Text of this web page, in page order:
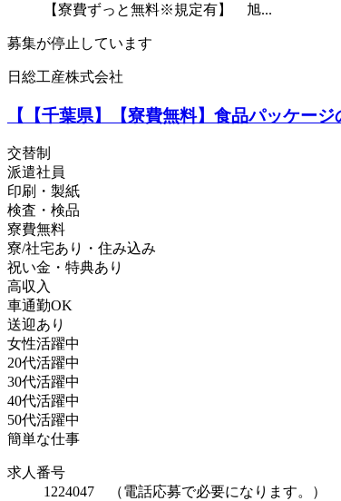
【寮費ずっと無料※規定有】 旭...
募集が停止しています
日総工産株式会社
【【千葉県】【寮費無料】食品パッケー
交替制
派遣社員
印刷・製紙
検査・検品
寮費無料
寮/社宅あり・住み込み
祝い金・特典あり
高収入
車通勤OK
送迎あり
女性活躍中
20代活躍中
30代活躍中
40代活躍中
50代活躍中
簡単な仕事
求人番号
1224047 （電話応募で必要になります。）